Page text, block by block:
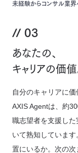
未経験からコンサル業
03
あなたの、
キャリアの価値
自分のキャリアに
AXIS Agentは、約
職志望者を支援し
いて熟知していま
置にいるか。次の